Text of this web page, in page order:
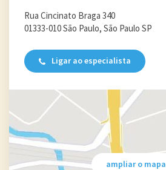
Rua Cincinato Braga 340
01333-010 São Paulo, São Paulo SP
Ligar ao especialista
ampliar o mapa